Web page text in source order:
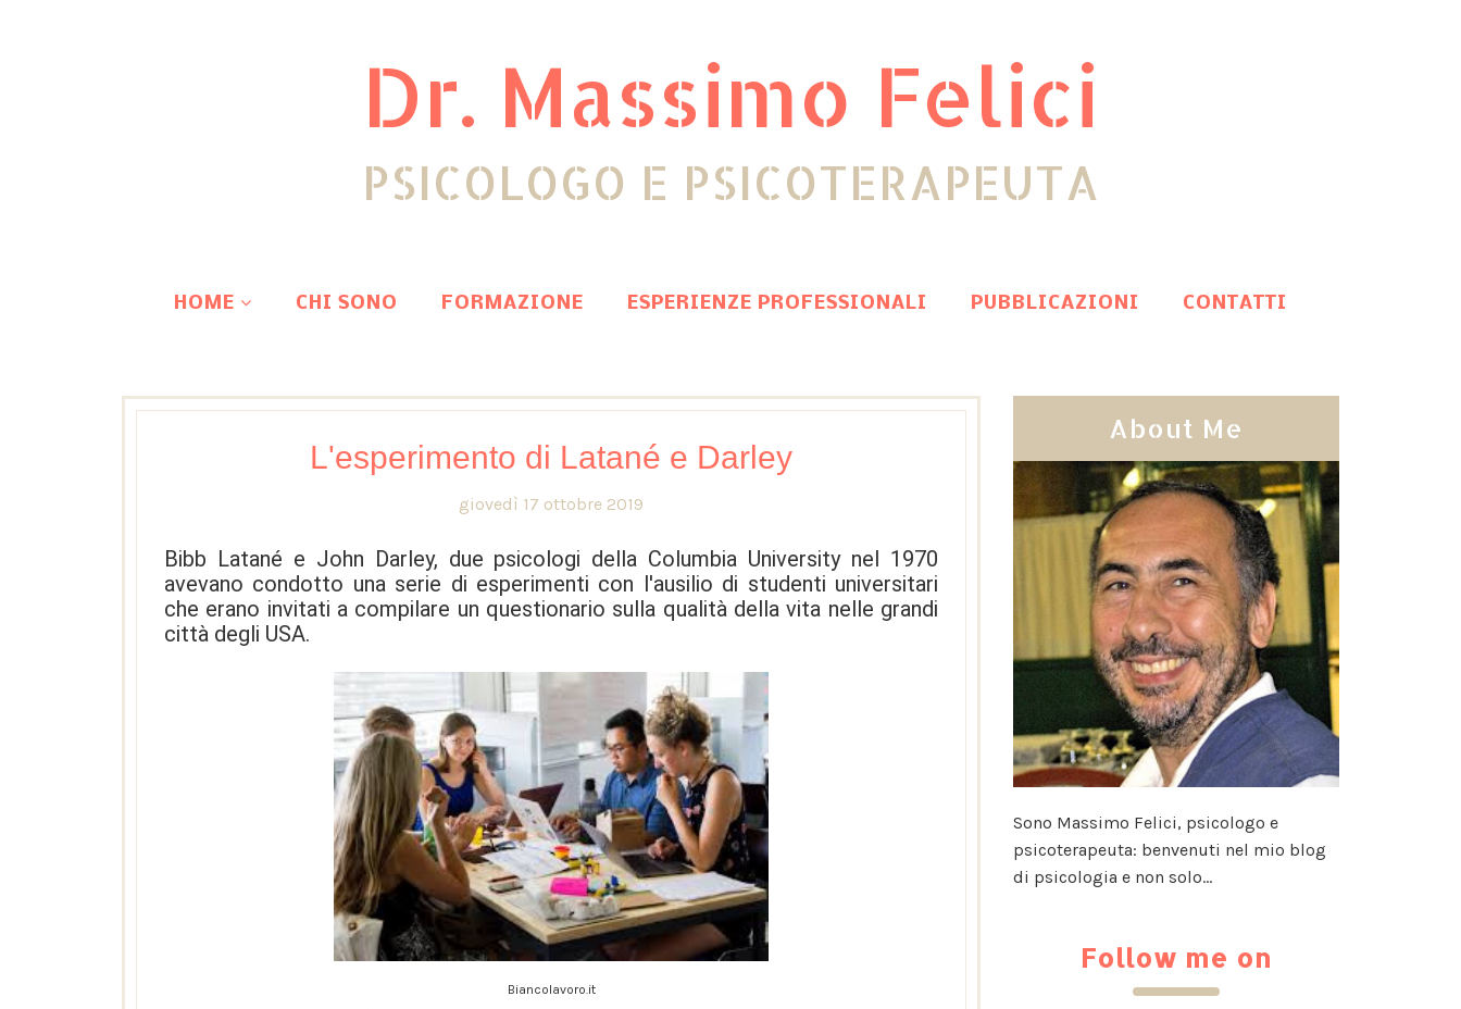
Dr. Massimo Felici
PSICOLOGO E PSICOTERAPEUTA
HOME CHI SONO FORMAZIONE ESPERIENZE PROFESSIONALI PUBBLICAZIONI CONTATTI
L'esperimento di Latané e Darley
giovedì 17 ottobre 2019
Bibb Latané e John Darley, due psicologi della Columbia University nel 1970
avevano condotto una serie di esperimenti con l'ausilio di studenti universitari
che erano invitati a compilare un questionario sulla qualità della vita nelle grandi
città degli USA.
Biancolavoro.it
About Me
Sono Massimo Felici, psicologo e
psicoterapeuta: benvenuti nel mio blog
di psicologia e non solo...
Follow me on